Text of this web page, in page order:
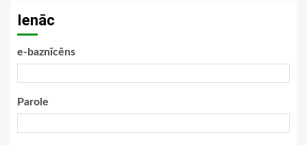
Ienāc
e-baznīcēns
Parole